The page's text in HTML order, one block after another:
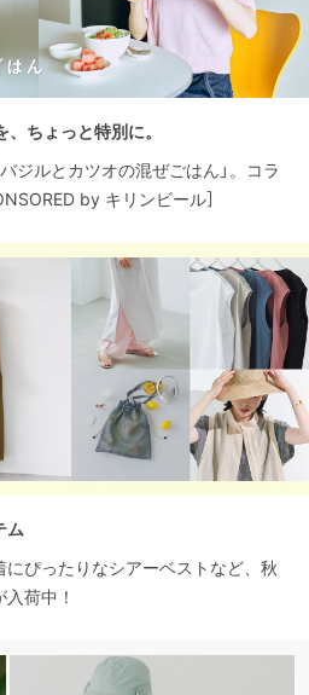
、ちょっと特別に。
ジルとカツオの混ぜごはん」。コラ
by キリンビール］
ム
ぴったりなシアーベストなど、秋
荷中！